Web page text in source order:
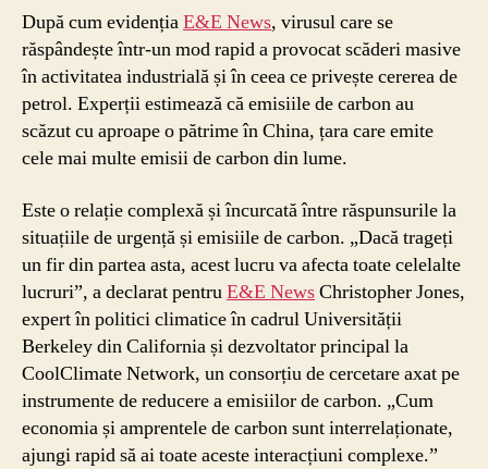
După cum evidențiaE&E News, virusul care se
răspândește într-un mod rapid a provocat scăderi masive
în activitatea industrială și în ceea ce privește cererea de
petrol. Experții estimează că emisiile de carbon au
scăzut cu aproape o pătrime în China, țara care emite
cele mai multe emisii de carbon din lume.
Este o relație complexă și încurcată între răspunsurile la
situațiile de urgență și emisiile de carbon. „Dacă trageți
un fir din partea asta, acest lucru va afecta toate celelalte
lucruri”, a declarat pentruE&E NewsChristopher Jones,
expert în politici climatice în cadrul Universității
Berkeley din California și dezvoltator principal la
CoolClimate Network, un consorțiu de cercetare axat pe
instrumente de reducere a emisiilor de carbon. „Cum
economia și amprentele de carbon sunt interrelaționate,
ajungi rapid să ai toate aceste interacțiuni complexe.”